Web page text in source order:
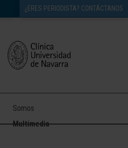
¿ERES PERIODISTA? CONTÁCTANOS
Somos
Multimedia